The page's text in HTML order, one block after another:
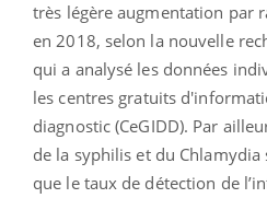
très légère augmentation par
en 2018, selon la nouvelle
qui a analysé les données
les centres gratuits
diagnostic (CeGIDD). Par
de la syphilis et du
que le taux de détection de